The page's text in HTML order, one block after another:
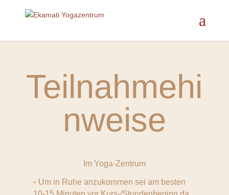
Teilnahmehi
nweise
Im Yoga-Zentrum
◦ Um in Ruhe anzukommen sei am besten